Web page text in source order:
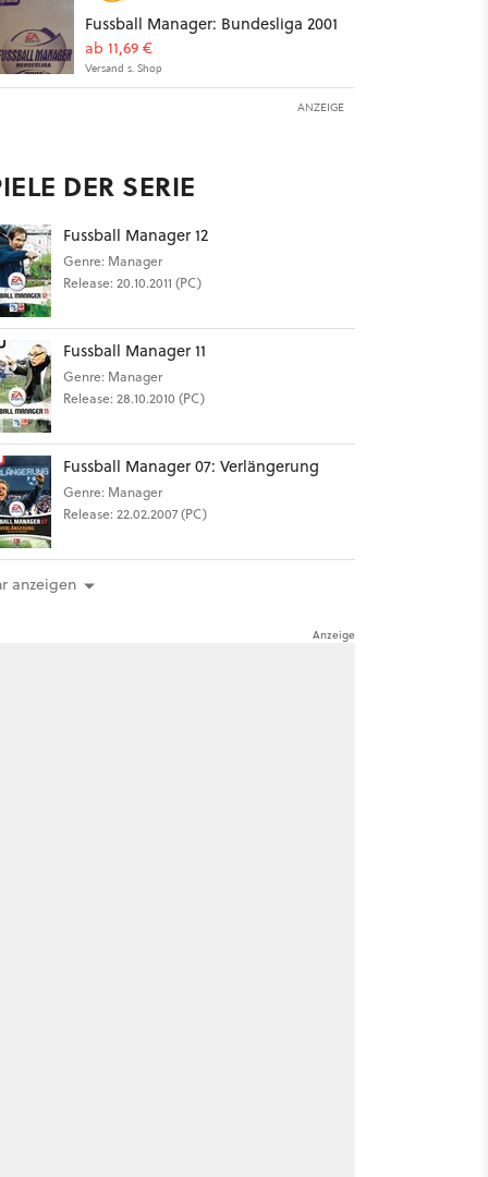
Fussball Manager: Bundesliga 2001
ab 11,69 €
Versand s. Shop
ANZEIGE
DER SERIE
Fussball Manager 12
Genre: Manager
Release: 20.10.2011 (PC)
Fussball Manager 11
Genre: Manager
Release: 28.10.2010 (PC)
Fussball Manager 07: Verlängerung
Genre: Manager
Release: 22.02.2007 (PC)
anzeigen